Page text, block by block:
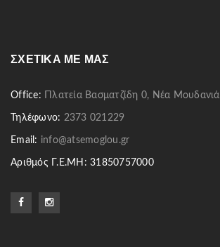
ΣΧΕΤΙΚΆ ΜΕ ΜΑΣ
Office: Πλατεία Βασματζίδη 0, Νέα Μουδανιά
Τηλέφωνο: 2373 021229
Email: info@atsemoglou.gr
Αριθμός Γ.Ε.ΜΗ: 31850757000